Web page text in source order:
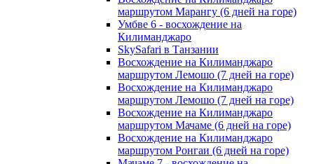
маршрутом Марангу (6 дней на горе)
Умбве 6 - восхождение на
Килиманджаро
SkySafari в Танзании
Восхождение на Килиманджаро
маршрутом Лемошо (7 дней на горе)
Восхождение на Килиманджаро
маршрутом Лемошо (7 дней на горе)
Восхождение на Килиманджаро
маршрутом Мачаме (6 дней на горе)
Восхождение на Килиманджаро
маршрутом Ронгаи (6 дней на горе)